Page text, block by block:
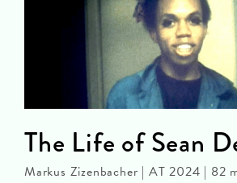
The Life of Sean
Markus Zizenbacher | AT 2024 | 82